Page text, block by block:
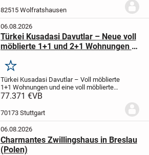
Zähler Der Raum hat 2 Fenster, Zufahrt
82515 Wolfratshausen
06.08.2026
Türkei Kusadasi Davutlar – Neue voll
möblierte 1+1 und 2+1 Wohnungen zu
Merken
Türkei Kusadasi Davutlar – Voll möblierte
1+1 Wohnungen und eine voll möblierte
2+1 WohnungUnsere Wohnungen sind
der Nähe von Supermärkten, dem
Gesundheitszent...
77.371 €VB
70173 Stuttgart
06.08.2026
Charmantes Zwillingshaus in Breslau
(Polen)